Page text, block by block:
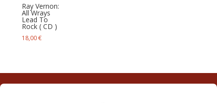
Ray Vernon:
All Wrays
Lead To
Rock ( CD )
18,00€